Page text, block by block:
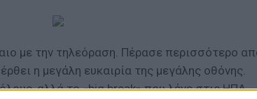
με την τηλεόραση. Πέρασε περισσότερο
η μεγάλη ευκαιρία της μεγάλης οθόνης.
αλλά το «big break» που λένε στις ΗΠΑ,